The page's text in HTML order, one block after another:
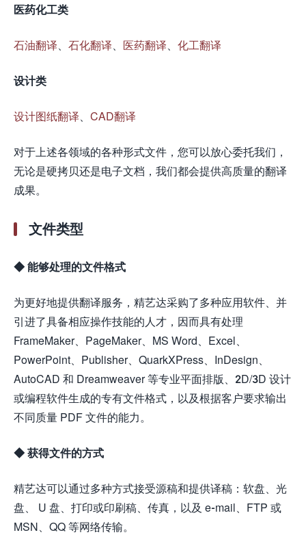
医药化工类
石油翻译 石化翻译 医药翻译 化工翻译
设计类
设计图纸翻译 CAD翻译
对于上述各领域的各种形式文件，您可以放心委托我们，
无论是硬拷贝还是电子文档，我们都会提供高质量的翻译
成果。
文件类型
◆ 能够处理的文件格式
为更好地提供翻译服务，精艺达采购了多种应用软件、并
引进了具备相应操作技能的人才，因而具有处理
FrameMaker、PageMaker、MS Word、Excel、
PowerPoint、Publisher、QuarkXPress、InDesign、
AutoCAD 和 Dreamweaver 等专业平面排版、2D/3D 设计
或编程软件生成的专有文件格式，以及根据客户要求输出
不同质量 PDF 文件的能力。
◆ 获得文件的方式
精艺达可以通过多种方式接受源稿和提供译稿：软盘、光
盘、 U 盘、打印或印刷稿、传真，以及 e-mail、FTP 或
MSN、QQ 等网络传输。